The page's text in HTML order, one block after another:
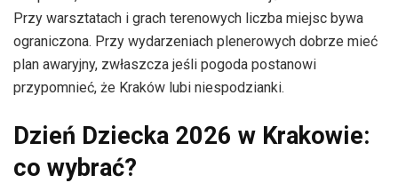
Przy warsztatach i grach terenowych liczba miejsc bywa
ograniczona. Przy wydarzeniach plenerowych dobrze mieć
plan awaryjny, zwłaszcza jeśli pogoda postanowi
przypomnieć, że Kraków lubi niespodzianki.
Dzień Dziecka 2026 w Krakowie:
co wybrać?